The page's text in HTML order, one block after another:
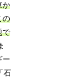
か
の
で
ー
石